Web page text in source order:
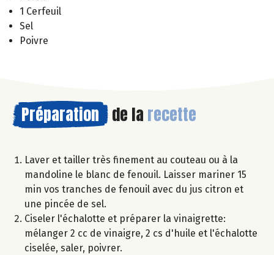
1 Cerfeuil
Sel
Poivre
Préparation de la recette
Laver et tailler très finement au couteau ou à la
mandoline le blanc de fenouil. Laisser mariner 15
min vos tranches de fenouil avec du jus citron et
une pincée de sel.
Ciseler l'échalotte et préparer la vinaigrette:
mélanger 2 cc de vinaigre, 2 cs d'huile et l'échalotte
ciselée, saler, poivrer.